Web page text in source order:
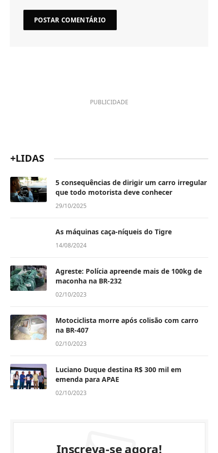
PUBLICIDADE
+LIDAS
5 consequências de dirigir um carro irregular
que todo motorista deve conhecer
29/10/2025
As máquinas caça-níqueis do Tigre
14/08/2024
Agreste: Polícia apreende mais de 100kg de
maconha na BR-232
02/10/2023
Motociclista morre após colisão com carro
na BR-407
02/10/2023
Luciano Duque destina R$ 300 mil em
emenda para APAE
02/10/2023
Inscreva-se agora!